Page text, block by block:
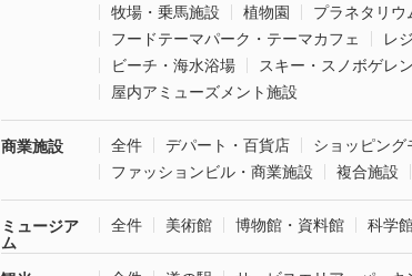
牧場・乗馬施設
植物園 プラネタリウ
フードテーマパーク・テーマカフェ
レ
ビーチ・海水浴場
スキー・スノボゲレ
屋内アミューズメント施設
商業施設 全件 デパート・百貨店 ショッピング
ファッションビル・商業施設
複合施設
ミュージア
ム
全件 美術館 博物館・資料館 科学